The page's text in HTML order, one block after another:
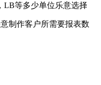
等多少单位乐意选择
制作客户所需要报表数